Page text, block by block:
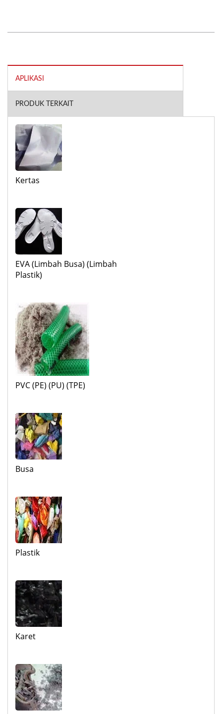
APLIKASI
PRODUK TERKAIT
Kertas
EVA (Limbah Busa) (Limbah
Plastik)
PVC (PE) (PU) (TPE)
Busa
Plastik
Karet